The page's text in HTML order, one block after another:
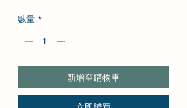
數量 *
新增至購物車